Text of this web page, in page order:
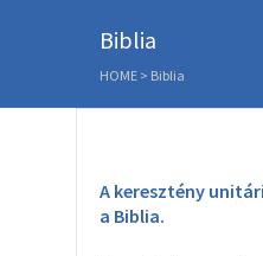
Biblia
HOME > Biblia
A keresztény
a Biblia.